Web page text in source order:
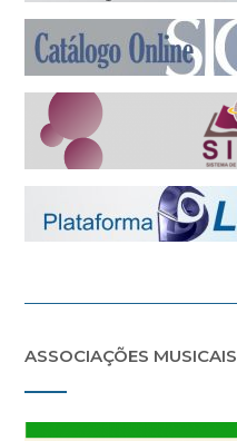
ASSOCIAÇÕES MUSICAIS